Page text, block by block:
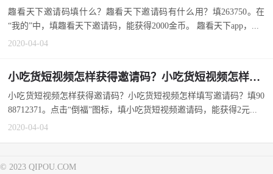
趣看天下邀请码填什么？趣看天下邀请码有什么用？填263750。在
“我的”中，填趣看天下邀请码，能获得2000金币。 趣看天下app，...
2020-04-04
小吃货短视频怎样获得邀请码？小吃货短视频怎样填写邀请码？
小吃货短视频怎样获得邀请码？小吃货短视频怎样填写邀请码？填90
88712371。点击“倒福”图标，填小吃货短视频邀请码，能获得2元...
2020-04-04
© 2023 QIPOU.COM